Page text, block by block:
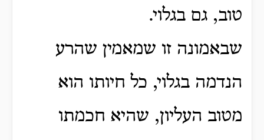
טוב, גם בגלוי.
שבאמונה זו שמאמין שהרע
הנדמה בגלוי, כל חיותו הוא
מטוב העליון, שהיא חכמתו